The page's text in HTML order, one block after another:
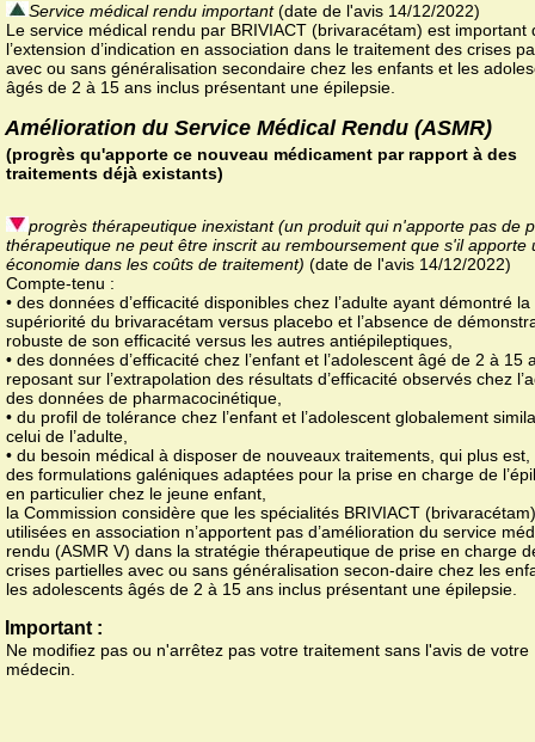
Service médical rendu important(date de l'avis 14/12/2022)
Le service médical rendu par BRIVIACT (brivaracétam) est important
l’extension d’indication en association dans le traitement des crises
avec ou sans généralisation secondaire chez les enfants et les
âgés de 2 à 15 ans inclus présentant une épilepsie.
Amélioration du Service Médical Rendu (ASMR)
(progrès qu'apporte ce nouveau médicament par rapport à des
traitements déjà existants)
progrès thérapeutique inexistant (un produit qui n'apporte pas de
thérapeutique ne peut être inscrit au remboursement que s'il apporte
économie dans les coûts de traitement) (date de l'avis 14/12/2022)
Compte-tenu :
• des données d’efficacité disponibles chez l’adulte ayant démontré la
supériorité du brivaracétam versus placebo et l’absence de
robuste de son efficacité versus les autres antiépileptiques,
• des données d’efficacité chez l’enfant et l’adolescent âgé de 2 à 15
reposant sur l’extrapolation des résultats d’efficacité observés chez
des données de pharmacocinétique,
• du profil de tolérance chez l’enfant et l’adolescent globalement
celui de l’adulte,
• du besoin médical à disposer de nouveaux traitements, qui plus est,
des formulations galéniques adaptées pour la prise en charge de
en particulier chez le jeune enfant,
la Commission considère que les spécialités BRIVIACT (brivaracétam)
utilisées en association n’apportent pas d’amélioration du service
rendu (ASMR V) dans la stratégie thérapeutique de prise en charge
crises partielles avec ou sans généralisation secon-daire chez les
les adolescents âgés de 2 à 15 ans inclus présentant une épilepsie.
Important :
Ne modifiez pas ou n'arrêtez pas votre traitement sans l'avis de votre
médecin.